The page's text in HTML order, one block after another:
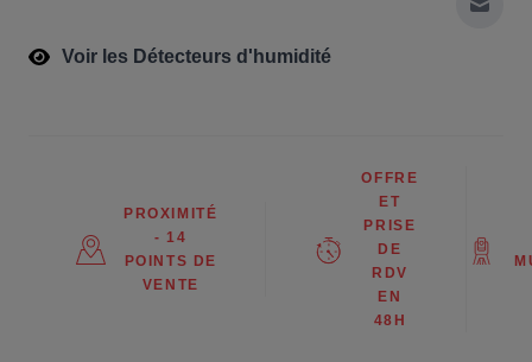
Voir les Détecteurs d'humidité
PROXIMITÉ
- 14
POINTS DE
VENTE
OFFRE
ET
PRISE
DE
RDV
EN
48H